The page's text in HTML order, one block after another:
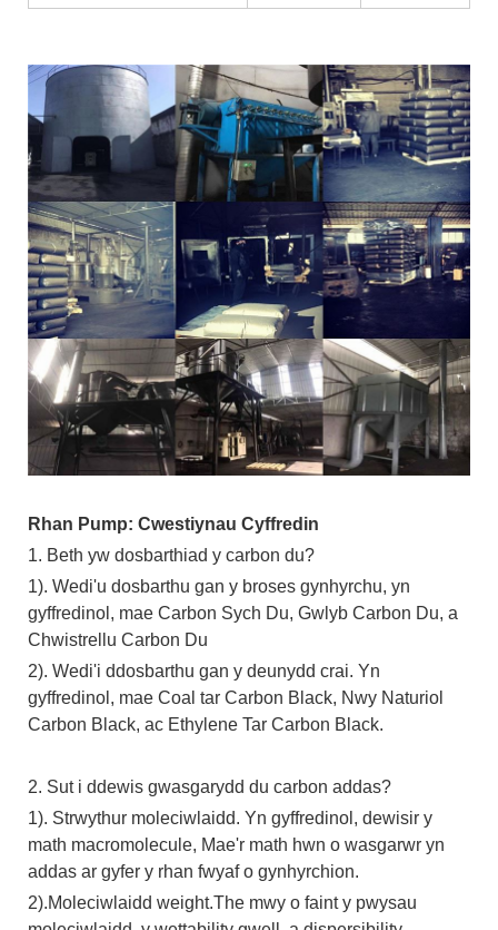
Rhan Pump: Cwestiynau Cyffredin
1. Beth yw dosbarthiad y carbon du?
1). Wedi'u dosbarthu gan y broses gynhyrchu, yn
gyffredinol, mae Carbon Sych Du, Gwlyb Carbon Du, a
Chwistrellu Carbon Du
2). Wedi'i ddosbarthu gan y deunydd crai. Yn
gyffredinol, mae Coal tar Carbon Black, Nwy Naturiol
Carbon Black, ac Ethylene Tar Carbon Black.
2. Sut i ddewis gwasgarydd du carbon addas?
1). Strwythur moleciwlaidd. Yn gyffredinol, dewisir y
math macromolecule, Mae'r math hwn o wasgarwr yn
addas ar gyfer y rhan fwyaf o gynhyrchion.
2).Moleciwlaidd weight.The mwy o faint y pwysau